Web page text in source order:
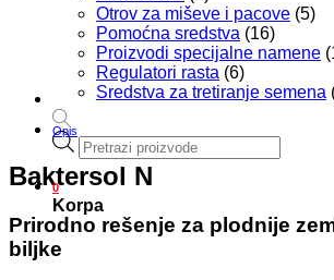
Products
search
0
Korpa
Otrov za miševe i pacove (5)
Pomoćna sredstva (16)
Proizvodi specijalne namene
Regulatori rasta (6)
Sredstva za tretiranje semena
Opis
Baktersol N
Prirodno rešenje za plodnije
biljke